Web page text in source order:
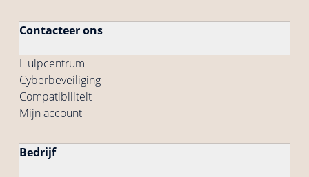
Contacteer ons
Hulpcentrum
Cyberbeveiliging
Compatibiliteit
Mijn account
Bedrijf